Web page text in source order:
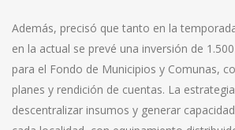
Además, precisó que tanto en la
en la actual se prevé una inversión de
para el Fondo de Municipios y Comunas,
planes y rendición de cuentas. La
descentralizar insumos y generar